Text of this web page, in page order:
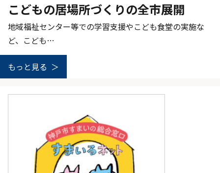
こどもの居場所づくりの全市展開
地域福祉センター等での学習支援やこども食堂の実施な
ど、こども…
もっと見る